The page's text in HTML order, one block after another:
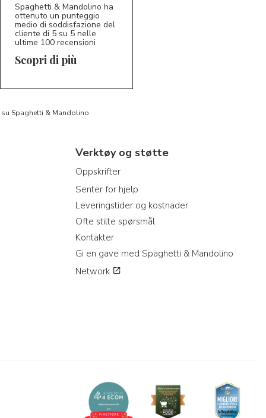
Spaghetti & Mandolino ha
ottenuto un punteggio
medio di soddisfazione del
cliente di 5 su 5 nelle
ultime 100 recensioni
Scopri di più
Spaghetti & Mandolino
Verktøy og støtte
Oppskrifter
Senter for hjelp
Leveringstider og kostnader
Ofte stilte spørsmål
Kontakter
Gi en gave med Spaghetti & Mandolino
Network